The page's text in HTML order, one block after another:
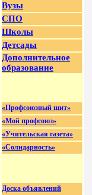
Вузы
СПО
Школы
Детсады
Дополнительное
образование
«Профсоюзный щит»
«Мой профсоюз»
«Учительская газета»
«Солидарность»
Доска объявлений